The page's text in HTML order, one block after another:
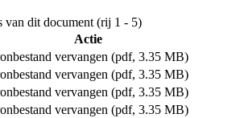
van dit document (rij 1 - 5)
Actie
vervangen (pdf, 3.35 MB)
vervangen (pdf, 3.35 MB)
vervangen (pdf, 3.35 MB)
vervangen (pdf, 3.35 MB)